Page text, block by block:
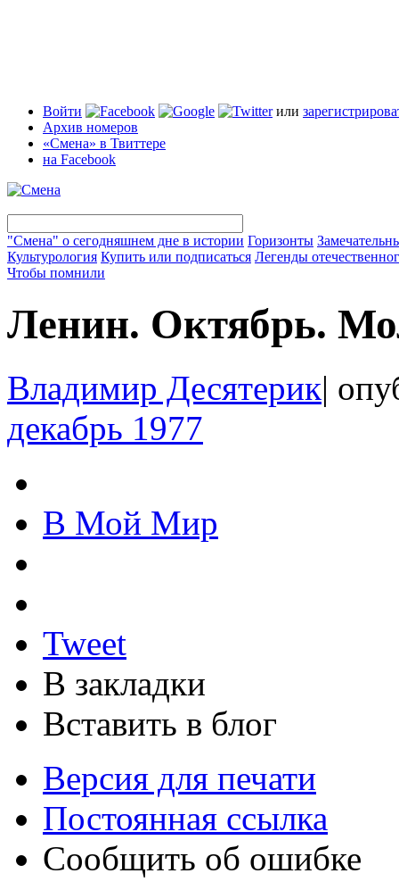
Войти или
Архив номеров
«Смена» в Твиттере
на Facebook
"Смена" о сегодняшнем дне в истории Горизонты
Культурология Купить или подписаться Легенды
Чтобы помнили
Ленин. Октябрь.
Владимир Десятерик|
декабрь 1977
В Мой Мир
Tweet
В закладки
Вставить в блог
Версия для печати
Постоянная ссылка
Сообщить об ошибке